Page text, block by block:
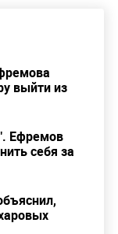
выйти из
Ефремов
себя за